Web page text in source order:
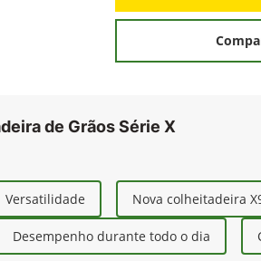
de Grãos Série X
Versatilidade Nova colheitadeira
Desempenho durante todo o dia